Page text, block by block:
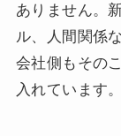
ありません。
ル、人間関係
会社側もその
入れています。